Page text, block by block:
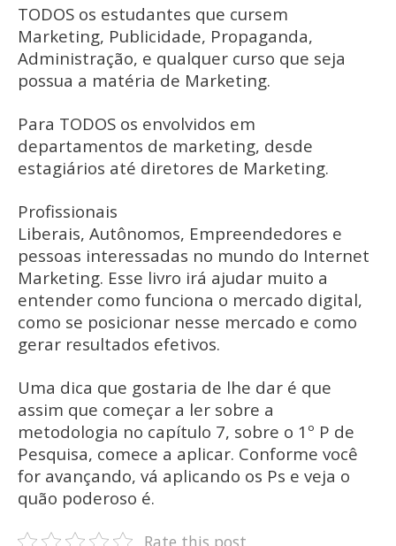
TODOS os estudantes que cursem
Marketing, Publicidade, Propaganda,
Administração, e qualquer curso que seja
possua a matéria de Marketing.
Para TODOS os envolvidos em
departamentos de marketing, desde
estagiários até diretores de Marketing.
Profissionais
Liberais, Autônomos, Empreendedores e
pessoas interessadas no mundo do Internet
Marketing. Esse livro irá ajudar muito a
entender como funciona o mercado digital,
como se posicionar nesse mercado e como
gerar resultados efetivos.
Uma dica que gostaria de lhe dar é que
assim que começar a ler sobre a
metodologia no capítulo 7, sobre o 1º P de
Pesquisa, comece a aplicar. Conforme você
for avançando, vá aplicando os Ps e veja o
quão poderoso é.
Rate this post